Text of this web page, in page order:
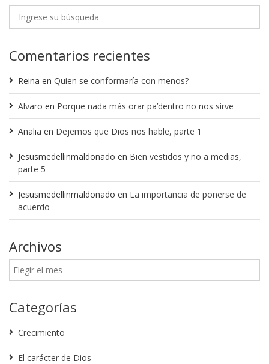
Comentarios recientes
Reina en Quien se conformaría con menos?
Alvaro en Porque nada más orar pa’dentro no nos sirve
Analia en Dejemos que Dios nos hable, parte 1
Jesusmedellinmaldonado en Bien vestidos y no a medias,
parte 5
Jesusmedellinmaldonado en La importancia de ponerse de
acuerdo
Archivos
Categorías
Crecimiento
El carácter de Dios